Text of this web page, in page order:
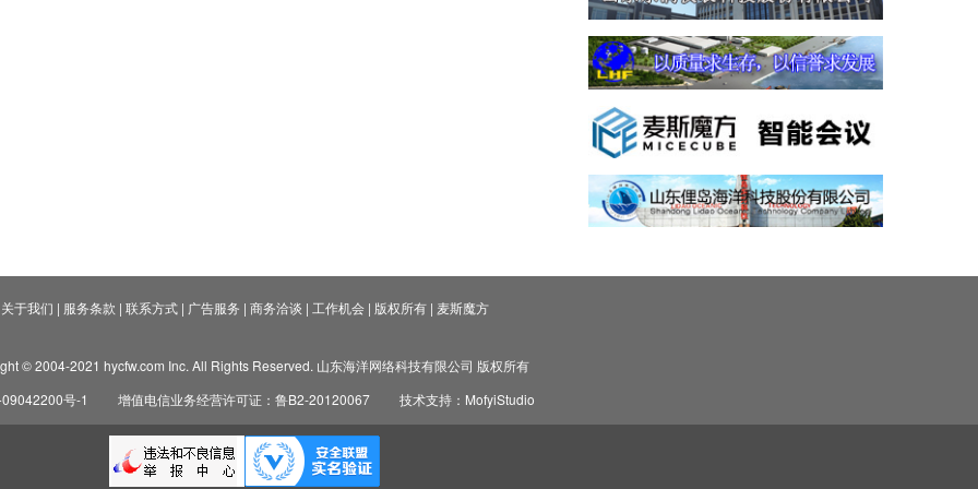
关于我们 | 服务条款 | 联系方式| 广告服务 | 商务洽谈 | 工作机会| 版权所有| 麦斯魔方
© 2004-2021 hycfw.com Inc. All Rights Reserved. 山东海洋网络科技有限公司 版权所有
号-1
增值电信业务经营许可证：鲁B2-20120067 技术支持：MofyiStudio